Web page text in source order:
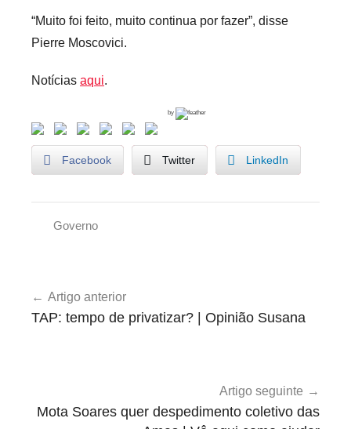
“Muito foi feito, muito continua por fazer”, disse
Pierre Moscovici.
Notícias aqui.
by
Facebook Twitter LinkedIn
T
Governo
de
Artigo anterior
TAP: tempo de privatizar? | Opinião Susana
Artigo seguinte
Mota Soares quer despedimento coletivo das